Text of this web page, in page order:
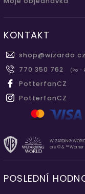
KONTAKT
shop@wizardo.cz
770 350 762
(Po -
PotterfanCZ
PotterfanCZ
WIZARDING
are © & ™ Warner
POSLEDNÍ